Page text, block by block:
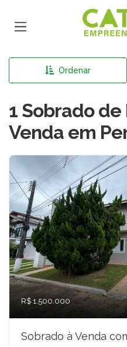
Página
Ordenar
1 Sobrado de
Venda em
R$ 1.500.000
Sobrado à Venda